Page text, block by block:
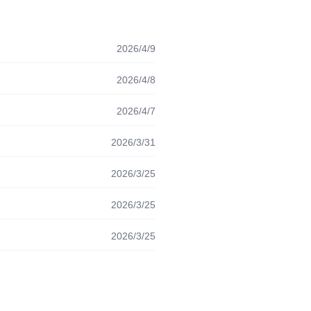
2026/4/9
2026/4/8
2026/4/7
2026/3/31
2026/3/25
2026/3/25
2026/3/25